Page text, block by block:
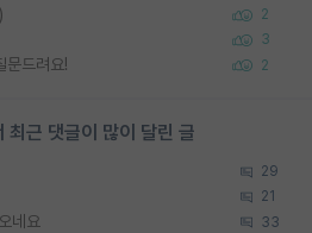
2
3
문드려요! 2
최근 댓글이 많이 달린 글
29
21
네요 33